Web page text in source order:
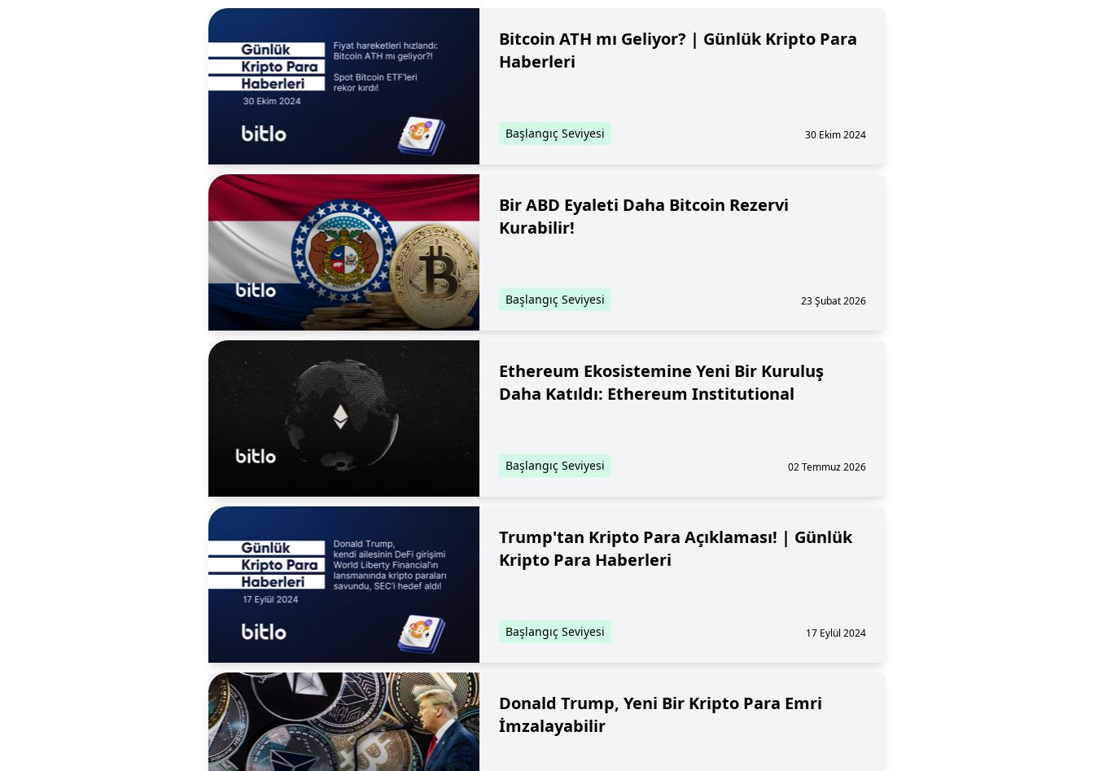
Bitcoin ATH mı Geliyor? | Günlük Kripto Para
Haberleri
Başlangıç Seviyesi 30 Ekim 2024
Bir ABD Eyaleti Daha Bitcoin Rezervi
Kurabilir!
Başlangıç Seviyesi 23 Şubat 2026
Ethereum Ekosistemine Yeni Bir Kuruluş
Daha Katıldı: Ethereum Institutional
Başlangıç Seviyesi 02 Temmuz 2026
Trump'tan Kripto Para Açıklaması! | Günlük
Kripto Para Haberleri
Başlangıç Seviyesi 17 Eylül 2024
Donald Trump, Yeni Bir Kripto Para Emri
İmzalayabilir